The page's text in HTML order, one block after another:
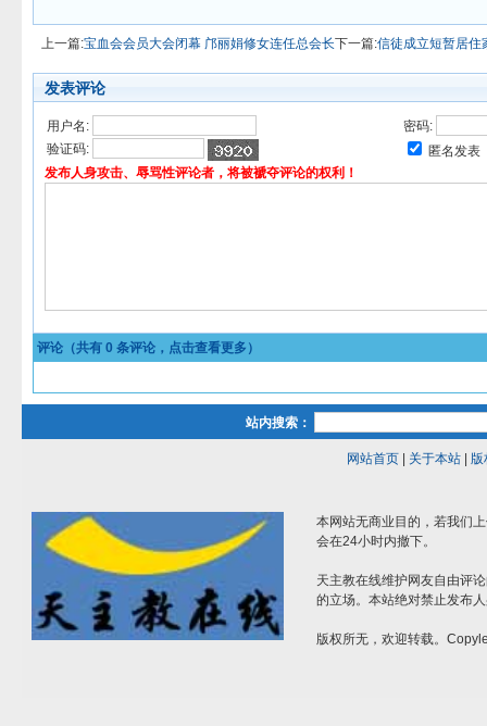
上一篇:宝血会会员大会闭幕 邝丽娟修女连任总会长下一篇:信徒成立短暂居住
发表评论
用户名:
密码:
验证码:
匿名发表
发布人身攻击、辱骂性评论者，将被褫夺评论的权利！
评论（共有 0 条评论，点击查看更多）
站内搜索：
网站首页| 关于本站| 版
本网站无商业目的，若我们
会在24小时内撤下。
天主教在线维护网友自由评
的立场。本站绝对禁止发布
版权所无，欢迎转载。